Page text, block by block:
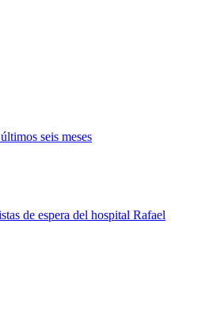
seis meses
de espera del hospital Rafael